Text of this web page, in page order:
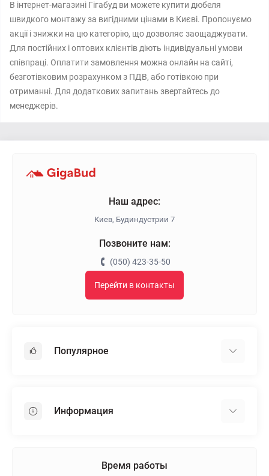
В інтернет-магазині Гігабуд ви можете купити дюбеля
швидкого монтажу за вигідними цінами в Києві. Пропонуємо
акції і знижки на цю категорію, що дозволяє заощаджувати.
Для постійних і оптових клієнтів діють індивідуальні умови
співпраці. Оплатити замовлення можна онлайн на сайті,
безготівковим розрахунком з ПДВ, або готівкою при
отриманні. Для додаткових запитань звертайтесь до
менеджерів.
Наш адрес:
Киев, Будиндустрии 7
Позвоните нам:
(050) 423-35-50
Перейти в контакты
Популярное
Пенопласт
Информация
Время работы